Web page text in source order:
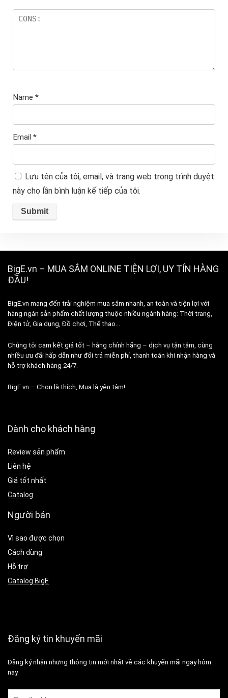
Name *
Email *
Lưu tên của tôi, email, và trang web trong trình duyệt
này cho lần bình luận kế tiếp của tôi.
BigE.vn – MUA SẮM ONLINE TIỆN LỢI, UY TÍN HÀNG
ĐẦU!
BigE.vn mang đến trải nghiệm mua sắm nhanh, an toàn và tiện lợi với
hàng ngàn sản phẩm chất lượng thuộc nhiều ngành hàng: Thời trang,
Điện tử, Gia dụng, Đồ chơi, Thể thao…
Chúng tôi cam kết giá tốt – hàng chính hãng – dịch vụ tận tâm, cùng
nhiều ưu đãi hấp dẫn như đổi trả miễn phí, thanh toán khi nhận hàng và
hỗ trợ khách hàng 24/7.
BigE.vn – Chọn là thích, Mua là yên tâm!
Dành cho khách hàng
Review sản phẩm
Liên hệ
Giá tốt nhất
Catalog
Người bán
Vì sao được chọn
Cách dùng
Hỗ trợ
Catalog BigE
Đăng ký tin khuyến mãi
Đăng ký nhận những thông tin mới nhất về các khuyến mãi ngay hôm
nay.